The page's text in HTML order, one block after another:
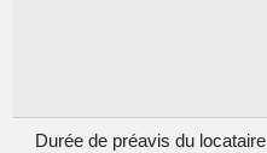
Durée de préavis du locataire